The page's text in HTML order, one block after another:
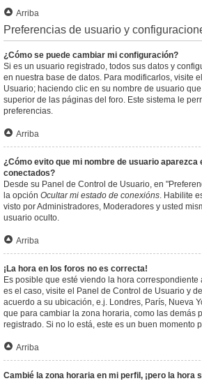
Arriba
Preferencias de usuario y
¿Cómo se puede cambiar mi configuración?
Si es un usuario registrado, todos sus datos y
en nuestra base de datos. Para modificarlos, visite
Usuario; haciendo clic en su nombre de usuario
superior de las páginas del foro. Este sistema le
preferencias.
Arriba
¿Cómo evito que mi nombre de usuario aparezca
conectados?
Desde su Panel de Control de Usuario, en
la opción Ocultar mi estado de conexións. Habilite
visto por Administradores, Moderadores y usted
usuario oculto.
Arriba
¡La hora en los foros no es correcta!
Es posible que esté viendo la hora correspondiente
es el caso, visite el Panel de Control de Usuario y
acuerdo a su ubicación, e.j. Londres, París, Nueva
que para cambiar la zona horaria, como las demás
registrado. Si no lo está, este es un buen momento
Arriba
Cambié la zona horaria en mi perfil, ¡pero la hora